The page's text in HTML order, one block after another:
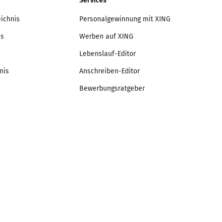
Personalgewinnung mit XING
Werben auf XING
Lebenslauf-Editor
Anschreiben-Editor
Bewerbungsratgeber